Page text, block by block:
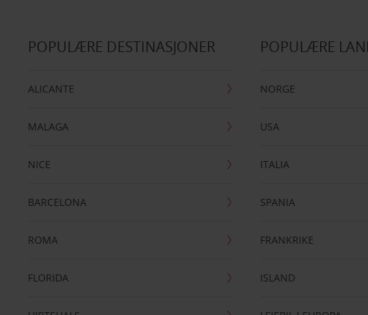
POPULÆRE DESTINASJONER
ALICANTE
MALAGA
NICE
BARCELONA
ROMA
FLORIDA
POPULÆRE
NORGE
USA
ITALIA
SPANIA
FRANKRIKE
ISLAND